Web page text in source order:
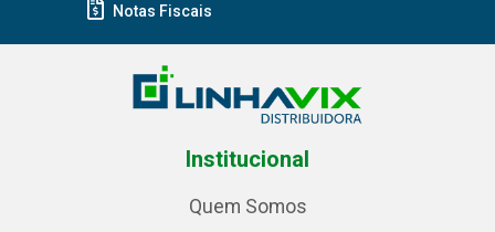
Notas Fiscais
Institucional
Quem Somos